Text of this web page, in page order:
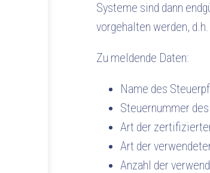
Systeme sind dann
vorgehalten werden,
Zu meldende Daten:
Name des
Steuernummer
Art der
Art der
Anzahl der